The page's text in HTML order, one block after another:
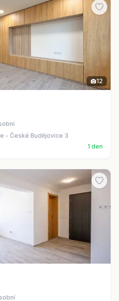
12
- České Budějovice 3
1 den